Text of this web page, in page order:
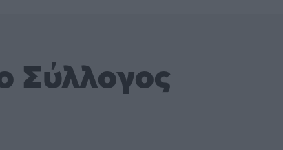
Σύλλογος